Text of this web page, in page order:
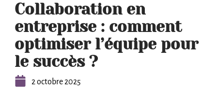
Collaboration en
entreprise : comment
optimiser l’équipe pour
le succès ?
2 octobre 2025